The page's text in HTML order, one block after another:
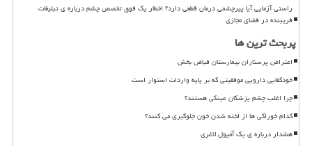
راستی آزمایی آیا پیرچشمی درمان قطعی دارد؟ اخطار یک فوق تخصص چشم درباره ی تبلیغات
فریبنده در فضای مجازی
پربحث ترین ها
اعتراض پرستاران بیمارستان فیاض بخش
خودکفایی دارویی موفقیتی که بر پایه واردات استوار است
چرا اغلب چشم پزشکان عینکی هستند؟
کدام خوراکی ها از لخته شدن خون جلوگیری می کنند؟
هشدار درباره ی یک آمپول لاغری